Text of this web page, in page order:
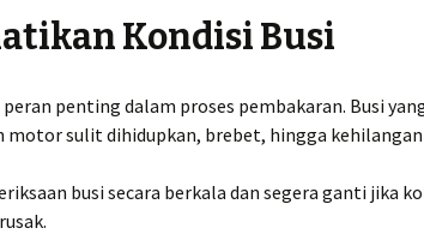
Kondisi Busi
penting dalam proses pembakaran. Busi
motor sulit dihidupkan, brebet, hingga
busi secara berkala dan segera ganti jika